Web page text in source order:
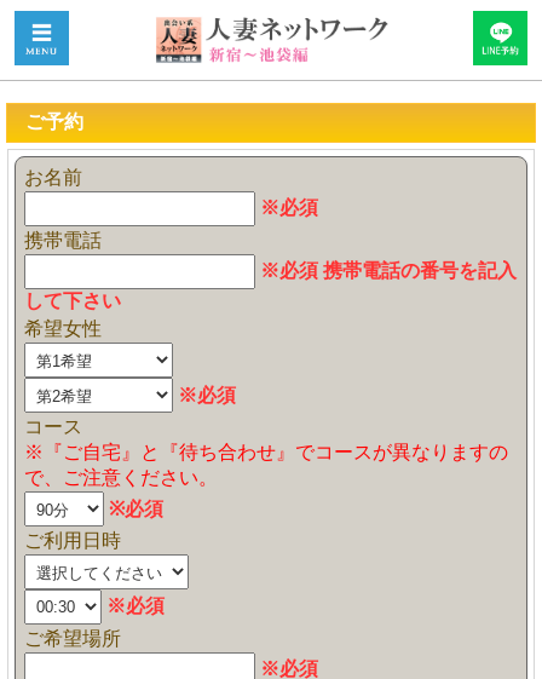
ご予約
お名前
※必須
携帯電話
※必須 携帯電話の番号を記入
して下さい
希望女性
※必須
コース
※『ご自宅』と『待ち合わせ』でコースが異なりますの
で、ご注意ください。
※必須
ご利用日時
※必須
ご希望場所
※必須